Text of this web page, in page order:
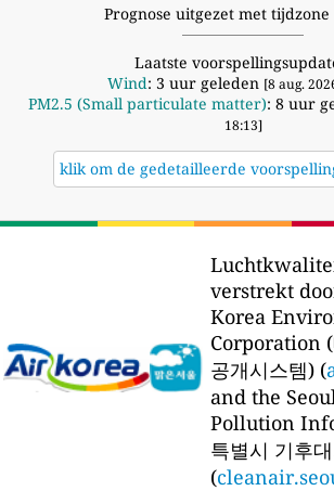
Prognose uitgezet met tijdzone
Laatste
Wind: 3 uur geleden [8 aug.
PM2.5 (Small particulate matter): 8 uur
18:13]
klik om de gedetailleerde
verstrekt
Korea
Corporation
공개시스템) (
and the
Pollution
특별시 기후
(